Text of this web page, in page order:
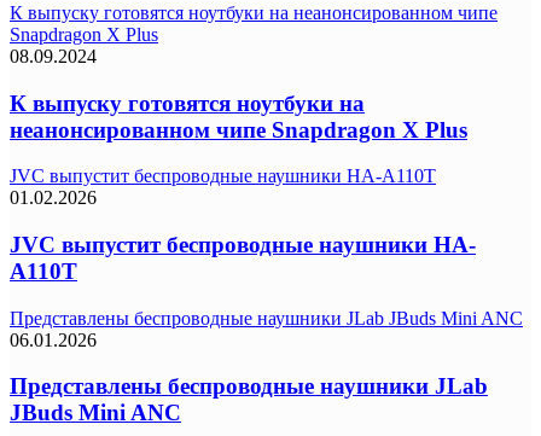
К выпуску готовятся ноутбуки на неанонсированном чипе
Snapdragon X Plus
08.09.2024
К выпуску готовятся ноутбуки на
неанонсированном чипе Snapdragon X Plus
JVC выпустит беспроводные наушники HA-A110T
01.02.2026
JVC выпустит беспроводные наушники HA-
A110T
Представлены беспроводные наушники JLab JBuds Mini ANC
06.01.2026
Представлены беспроводные наушники JLab
JBuds Mini ANC